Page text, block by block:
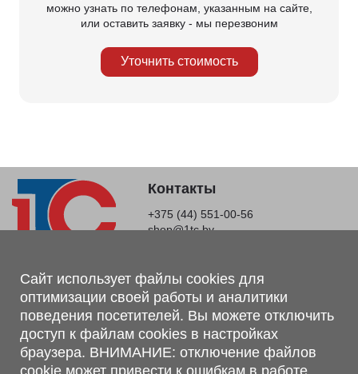
можно узнать по телефонам, указанным на сайте,
или оставить заявку - мы перезвоним
Уточнить стоимость
Контакты
+375 (44) 551-00-56
shop@1tc.by
Магазин, склад
г. Минск, Минский р-н, п. Привольный, ул. Мира, 20А,
223062
г. Брест, ул. Лейтенанта Рябцева, 108 В, 224701
Обращаем Ваше внимание, что вся предоставленная на сайте
Сайт использует файлы cookies для
оптимизации своей работы и аналитики
поведения посетителей. Вы можете отключить
доступ к файлам cookies в настройках
браузера. ВНИМАНИЕ: отключение файлов
cookie может привести к ошибкам в работе